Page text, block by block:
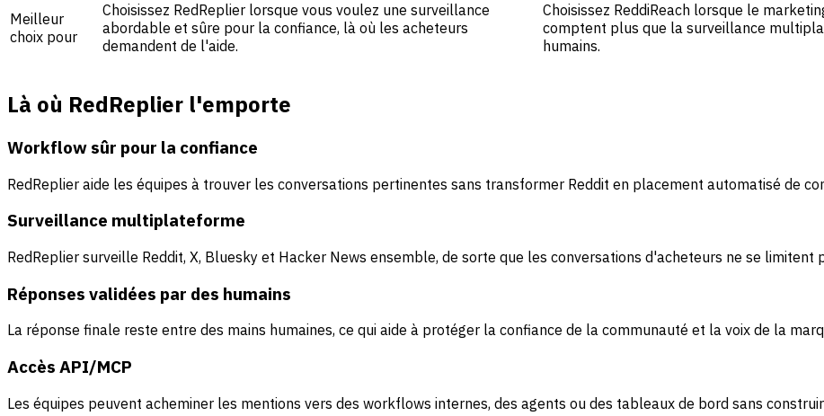
Meilleur
choix pour
Choisissez RedReplier lorsque vous voulez une surveillance
abordable et sûre pour la confiance, là où les acheteurs
demandent de l'aide.
Choisissez ReddiReach lorsque le
comptent plus que la surveillance
humains.
Là où RedReplier l'emporte
Workflow sûr pour la confiance
RedReplier aide les équipes à trouver les conversations pertinentes sans transformer Reddit en placement automatisé de
Surveillance multiplateforme
RedReplier surveille Reddit, X, Bluesky et Hacker News ensemble, de sorte que les conversations d'acheteurs ne se limitent
Réponses validées par des humains
La réponse finale reste entre des mains humaines, ce qui aide à protéger la confiance de la communauté et la voix de la
Accès API/MCP
Les équipes peuvent acheminer les mentions vers des workflows internes, des agents ou des tableaux de bord sans